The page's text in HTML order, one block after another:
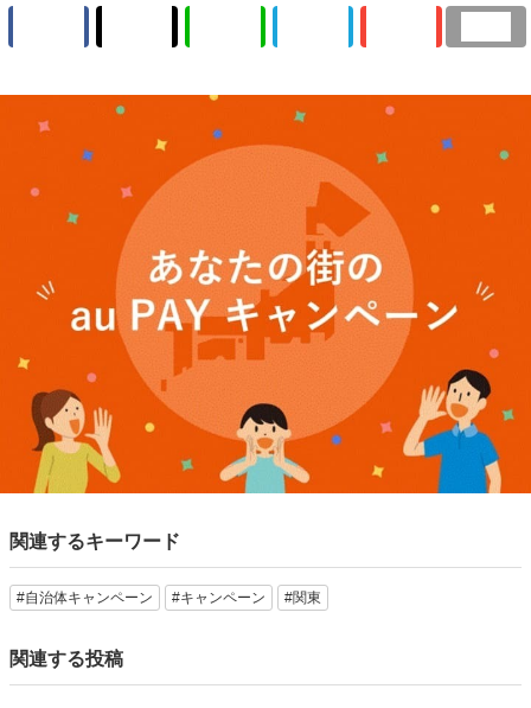
関連するキーワード
#自治体キャンペーン #キャンペーン #関東
関連する投稿